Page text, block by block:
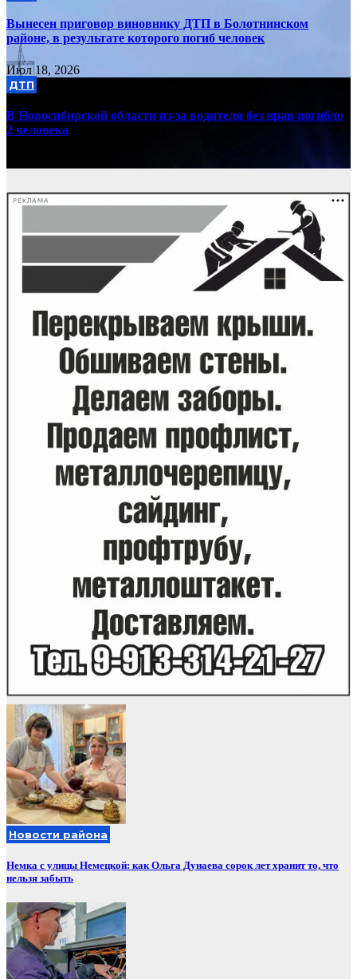
Вынесен приговор виновнику ДТП в Болотнинском
районе, в результате которого погиб человек
Июл 18, 2026
ДТП
В Новосибирской области из-за водителя без прав погибло
2 человека
РЕКЛАМА
Новости района
Немка с улицы Немецкой: как Ольга Дунаева сорок лет хранит то, что
нельзя забыть